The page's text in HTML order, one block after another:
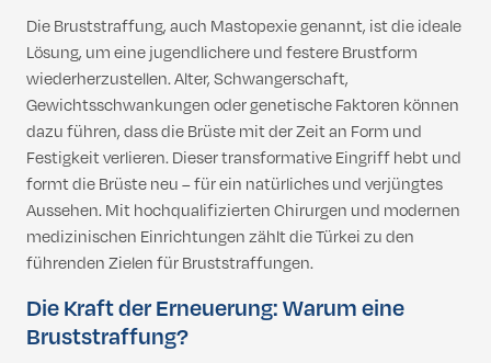
Die Bruststraffung, auch Mastopexie genannt, ist die ideale
Lösung, um eine jugendlichere und festere Brustform
wiederherzustellen. Alter, Schwangerschaft,
Gewichtsschwankungen oder genetische Faktoren können
dazu führen, dass die Brüste mit der Zeit an Form und
Festigkeit verlieren. Dieser transformative Eingriff hebt und
formt die Brüste neu – für ein natürliches und verjüngtes
Aussehen. Mit hochqualifizierten Chirurgen und modernen
medizinischen Einrichtungen zählt die Türkei zu den
führenden Zielen für Bruststraffungen.
Die Kraft der Erneuerung: Warum eine
Bruststraffung?